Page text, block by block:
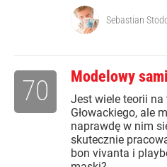
Sebastian
Modelowy
Jest wiele teorii
Głowackiego, ale
naprawdę w nim
skutecznie
bon vivanta i
70